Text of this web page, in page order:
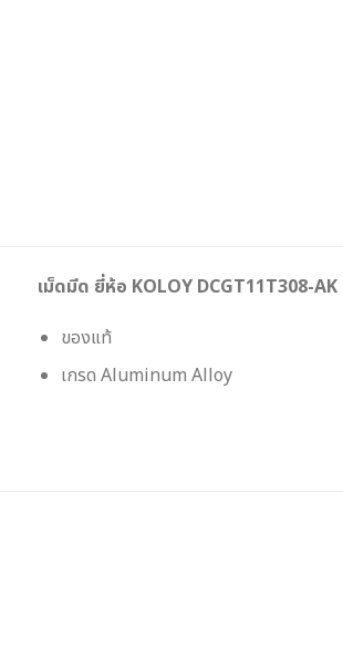
เม็ดมีด ยี่ห้อ KOLOY DCGT11T308-AK
ของแท้
เกรด Aluminum Alloy